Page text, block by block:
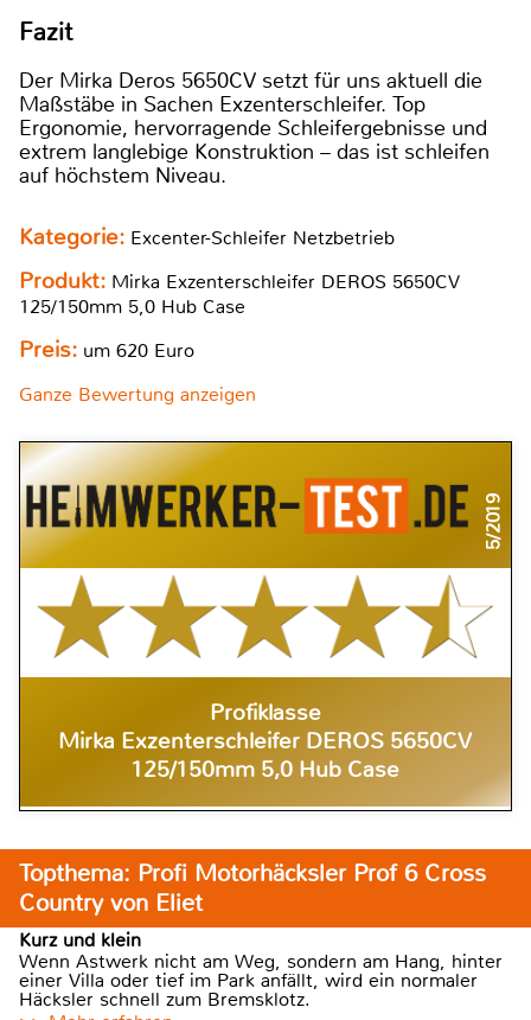
Fazit
Der Mirka Deros 5650CV setzt für uns aktuell die
Maßstäbe in Sachen Exzenterschleifer. Top
Ergonomie, hervorragende Schleifergebnisse und
extrem langlebige Konstruktion – das ist schleifen
auf höchstem Niveau.
Kategorie: Excenter-Schleifer Netzbetrieb
Produkt: Mirka Exzenterschleifer DEROS 5650CV
125/150mm 5,0 Hub Case
Preis: um 620 Euro
Ganze Bewertung anzeigen
5/2019
Profiklasse
Mirka Exzenterschleifer DEROS 5650CV
125/150mm 5,0 Hub Case
Topthema: Profi Motorhäcksler Prof 6 Cross
Country von Eliet
Kurz und klein
Wenn Astwerk nicht am Weg, sondern am Hang, hinter
einer Villa oder tief im Park anfällt, wird ein normaler
Häcksler schnell zum Bremsklotz.